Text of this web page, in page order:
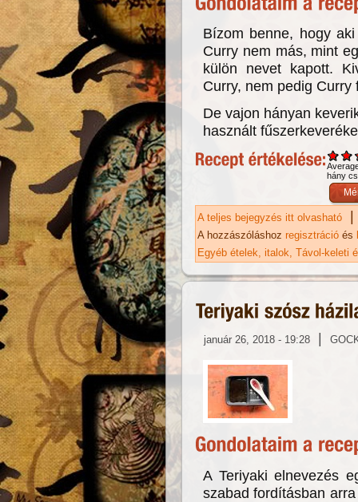
Bízom benne, hogy
Curry nem más, mint
külön nevet kapott.
Curry, nem pedig Curry
De vajon hányan
használt
hány
A teljes bejegyzés itt olvasható |
A hozzászóláshoz regisztráció és
Egyéb ételek, italok Távol-keleti
január 26, 2018 - 19:28 |
A Teriyaki elnevezés
szabad fordításban